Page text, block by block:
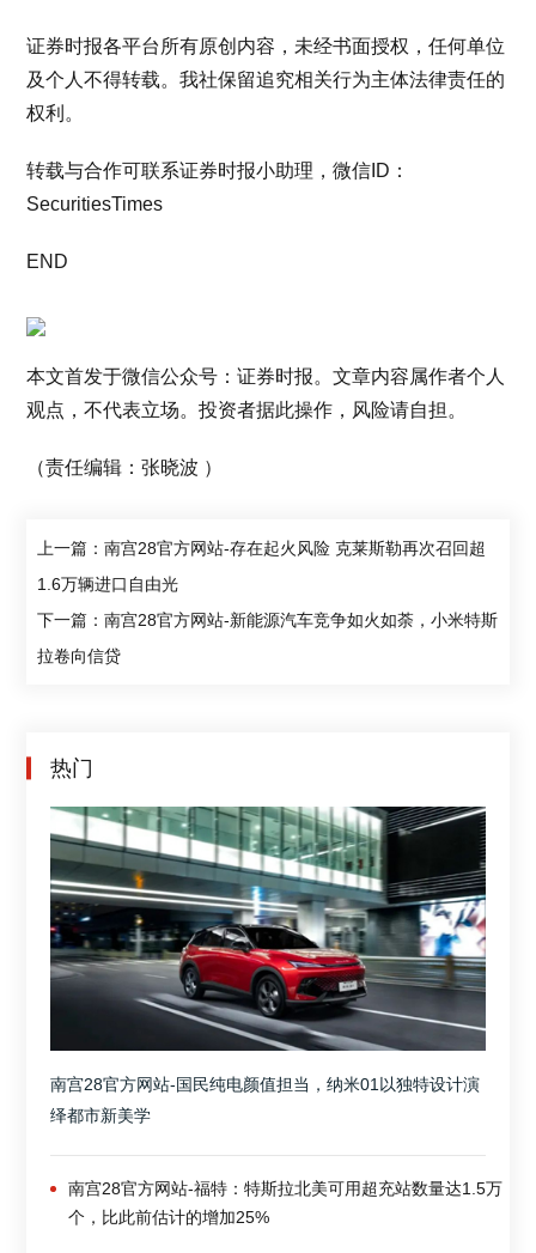
证券时报各平台所有原创内容，未经书面授权，任何单位
及个人不得转载。我社保留追究相关行为主体法律责任的
权利。
转载与合作可联系证券时报小助理，微信ID：
SecuritiesTimes
END
本文首发于微信公众号：证券时报。文章内容属作者个人
观点，不代表立场。投资者据此操作，风险请自担。
（责任编辑：张晓波 ）
上一篇：南宫28官方网站-存在起火风险 克莱斯勒再次召回超
1.6万辆进口自由光
下一篇：南宫28官方网站-新能源汽车竞争如火如荼，小米特斯
拉卷向信贷
热门
南宫28官方网站-国民纯电颜值担当，纳米01以独特设计演
绎都市新美学
南宫28官方网站-福特：特斯拉北美可用超充站数量达1.5万
个，比此前估计的增加25%